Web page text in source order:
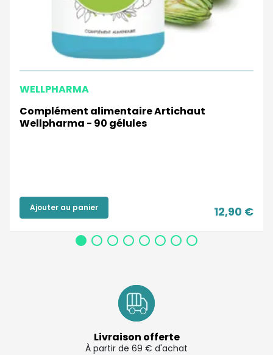
WELLPHARMA
Complément alimentaire Artichaut
Wellpharma - 90 gélules
Ajouter au panier 12,90 €
Livraison offerte
À partir de 69 € d'achat